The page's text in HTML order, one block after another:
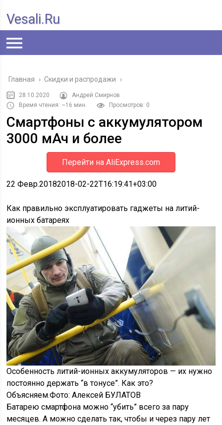
Vesali.ru
Главная › Скидки и распродажи ›
28.10.2020
Андрей Смирнов
Время чтения: ~16 мин.
Просмотров: 0
Смартфоны с аккумулятором
3000 мАч и более
Перейти на AliExpress.com
22 Февр.20182018-02-22T16:19:41+03:00
Как правильно эксплуатировать гаджеты на литий-
ионных батареях
Особенность литий-ионных аккумуляторов — их нужно
постоянно держать “в тонусе”. Как это?
Объясняем.Фото: Алексей БУЛАТОВ
Батарею смартфона можно “убить” всего за пару
месяцев. А можно сделать так, чтобы и через пару лет